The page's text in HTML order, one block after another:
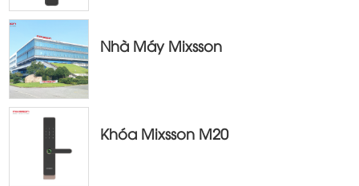
Nhà Máy Mixsson
Khóa Mixsson M20